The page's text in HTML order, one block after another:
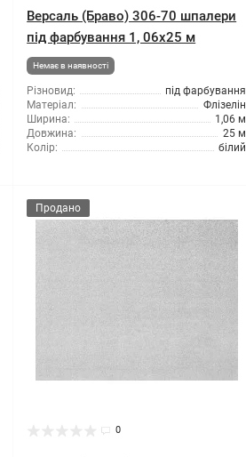
Версаль (Браво) 306-70 шпалери
під фарбування 1, 06x25 м
Немає в наявності
Різновид:
під фарбування
Матеріал:
Флізелін
Ширина:
1,06 м
Довжина:
25 м
Колір:
білий
Продано
0